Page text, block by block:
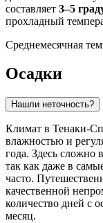
составляет 3–5
прохладный
Среднемесячная
Осадки
Нашли неточность?
Климат в Тенаки-
влажностью и
года. Здесь сложно
так как даже в
часто.
качественной
количество дней с
месяц.